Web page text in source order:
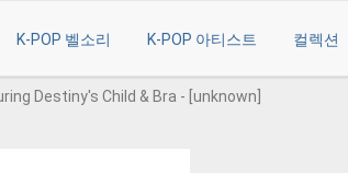
K-POP 벨소리 K-POP 아티스트 컬렉션
Destiny's Child & Bra - [unknown]